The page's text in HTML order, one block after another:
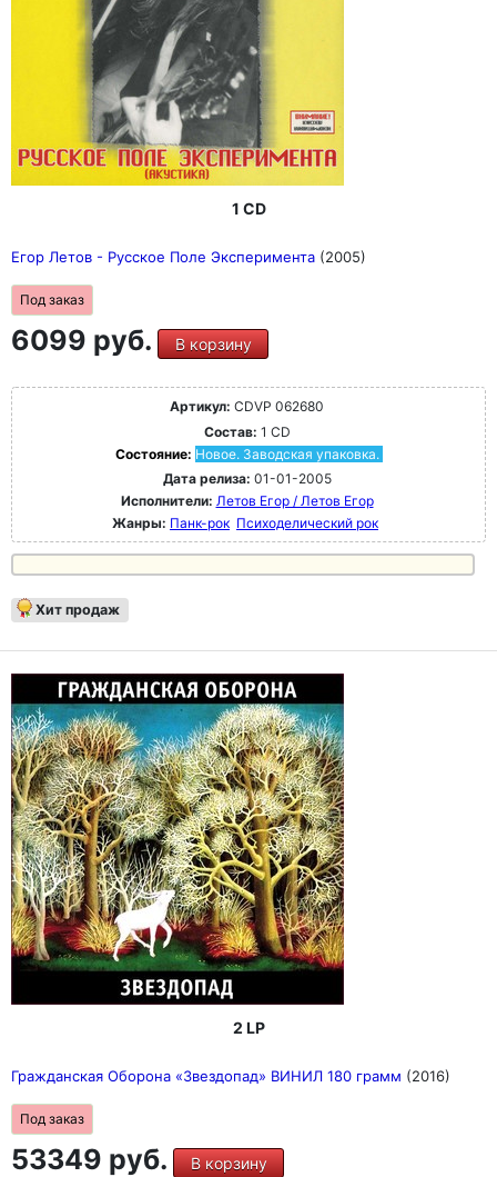
1 CD
Егор Летов - Русское Поле Эксперимента (2005)
Под заказ
6099 руб. В корзину
Артикул: CDVP 062680
Состав: 1 CD
Состояние: Новое. Заводская упаковка.
Дата релиза: 01-01-2005
Исполнители: Летов Егор / Летов Егор
Жанры: Панк-рок Психоделический рок
Хит продаж
2 LP
Гражданская Оборона «Звездопад» ВИНИЛ 180 грамм (2016)
Под заказ
53349 руб. В корзину